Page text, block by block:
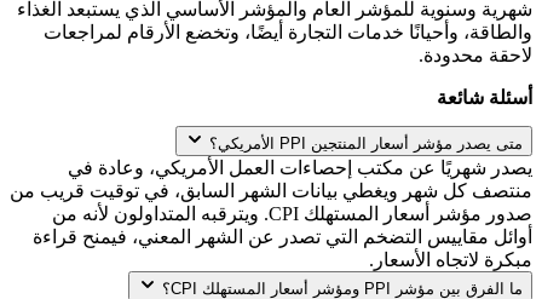
شهرية وسنوية للمؤشر العام والمؤشر الأساسي الذي يستبعد الغذاء
والطاقة، وأحيانًا خدمات التجارة أيضًا، وتخضع الأرقام لمراجعات
لاحقة محدودة.
أسئلة شائعة
متى يصدر مؤشر أسعار المنتجين PPI الأمريكي؟
يصدر شهريًا عن مكتب إحصاءات العمل الأمريكي، وعادة في
منتصف كل شهر ويغطي بيانات الشهر السابق، في توقيت قريب من
صدور مؤشر أسعار المستهلك CPI. ويترقبه المتداولون لأنه من
أوائل مقاييس التضخم التي تصدر عن الشهر المعني، فيمنح قراءة
مبكرة لاتجاه الأسعار.
ما الفرق بين مؤشر PPI ومؤشر أسعار المستهلك CPI؟